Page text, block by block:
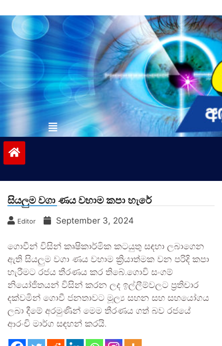
to
contentvinivida.lk
සියලුම වගා ණය වහාම කපා හැරේ
Editor September 3, 2024
ගොවීන් විසින් කෘෂිකාර්මික කටයුතු සඳහා ලබාගෙන
ඇති සියලුම වගා ණය වහාම ක්‍රියාත්මක වන පරිදි කපා
හැරීමට රජය තීරණය කර තිබේ.ගොවි සංගම්
නියෝජිතයන් විසින් කරන ලද ඉල්ලීම්වලට ප්‍රතිචාර
දක්වමින් ගොවී ජනතාවට මූල්‍ය සහන සහ සහයෝගය
ලබා දීමේ අරමුණින් මෙම තීරණය ගත් බව රජයේ
ආරංචි මාර්ග සඳහන් කරයි.